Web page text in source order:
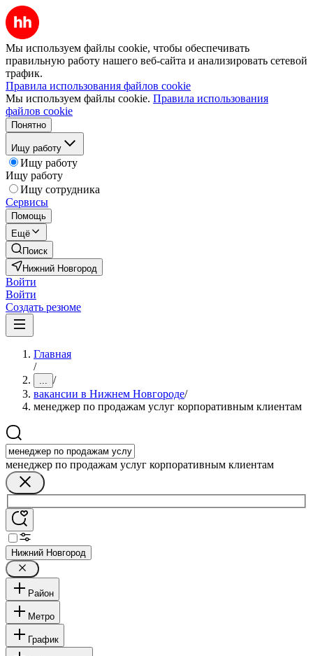
Мы используем файлы cookie, чтобы обеспечивать
правильную работу нашего веб-сайта и анализировать сетевой
трафик.
Правила использования файлов cookie
Мы используем файлы cookie. Правила использования
файлов cookie
Понятно
Ищу работу
Ищу работу
Ищу работу
Ищу сотрудника
Сервисы
Помощь
Ещё
Поиск
Нижний Новгород
Войти
Войти
Создать резюме
Главная
/
... /
вакансии в Нижнем Новгороде/
менеджер по продажам услуг корпоративным клиентам
менеджер по продажам услуг корпоративным клиентам
Нижний Новгород
Район
Метро
График